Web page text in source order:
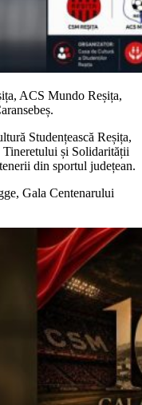
ACS Mundo Reșița,
Studențească Reșița,
și Solidarității
din sportul județean.
Gala Centenarului